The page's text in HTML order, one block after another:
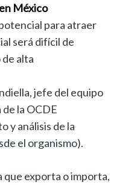
México
para atraer
será difícil de
alta
jefe del equipo
la OCDE
y análisis de la
el organismo).
que exporta o importa,